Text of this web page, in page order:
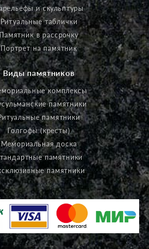
и скульптуры
Ритуальные таблички
в рассрочку
Портрет на памятник
Виды памятников
комплексы
памятники
памятники
Голгофы (кресты)
Мемориальная доска
памятники
памятники